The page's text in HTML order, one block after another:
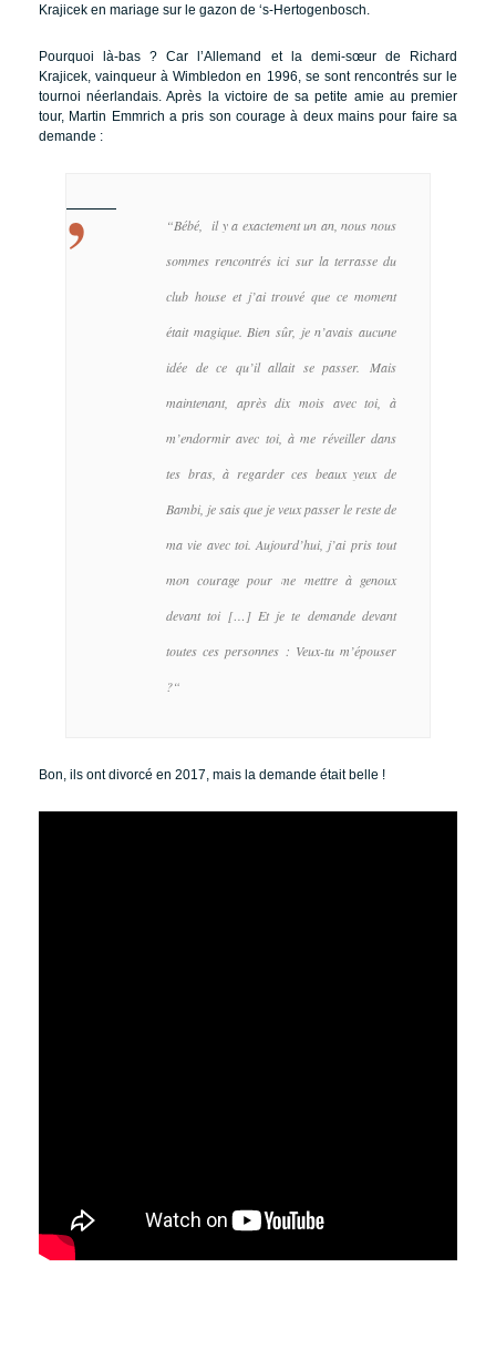
Krajicek en mariage sur le gazon de ‘s-Hertogenbosch.
Pourquoi là-bas ? Car l’Allemand et la demi-sœur de Richard
Krajicek, vainqueur à Wimbledon en 1996, se sont rencontrés sur le
tournoi néerlandais. Après la victoire de sa petite amie au premier
tour, Martin Emmrich a pris son courage à deux mains pour faire sa
demande :
“Bébé, il y a exactement un an, nous nous
sommes rencontrés ici sur la terrasse du
club house et j’ai trouvé que ce moment
était magique. Bien sûr, je n’avais aucune
idée de ce qu’il allait se passer. Mais
maintenant, après dix mois avec toi, à
m’endormir avec toi, à me réveiller dans
tes bras, à regarder ces beaux yeux de
Bambi, je sais que je veux passer le reste de
ma vie avec toi. Aujourd’hui, j’ai pris tout
mon courage pour me mettre à genoux
devant toi […] Et je te demande devant
toutes ces personnes : Veux-tu m’épouser
?“
Bon, ils ont divorcé en 2017, mais la demande était belle !